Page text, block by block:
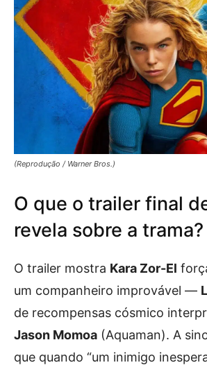
(Reprodução / Warner Bros.)
O que o trailer final
revela sobre a trama?
O trailer mostra Kara Zor-El
um companheiro improvável —
de recompensas cósmico
Jason Momoa (Aquaman). A
que quando “um inimigo